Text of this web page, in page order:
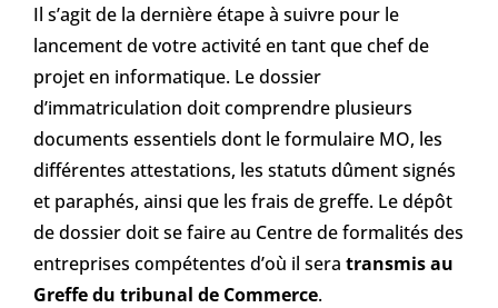
Il s’agit de la dernière étape à suivre pour le
lancement de votre activité en tant que chef de
projet en informatique. Le dossier
d’immatriculation doit comprendre plusieurs
documents essentiels dont le formulaire MO, les
différentes attestations, les statuts dûment signés
et paraphés, ainsi que les frais de greffe. Le dépôt
de dossier doit se faire au Centre de formalités des
entreprises compétentes d’où il sera transmis au
Greffe du tribunal de Commerce.